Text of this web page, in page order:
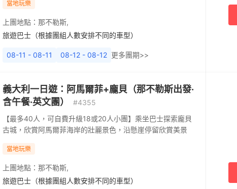
當地玩樂
上團地點： 那不勒斯,
旅遊巴士（根據團組人數安排不同的車型）
08-11 - 08-11 08-12 - 08-12 更多團期>>
義大利一日遊：阿馬爾菲+龐貝（那不勒斯出發·
含午餐·英文團）
#4355
【最多40人，可自費升級18或20人小團】乘坐巴士探索龐貝
古城，欣賞阿馬爾菲海岸的壯麗景色，沿懸崖停留欣賞美景
當地玩樂
上團地點： 那不勒斯,
旅遊巴士（根據團組人數安排不同的車型）